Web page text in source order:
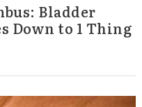
Bladder
Down to 1 Thing